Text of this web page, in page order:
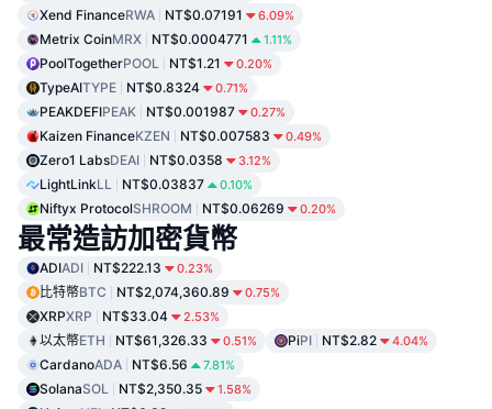
Xend FinanceRWA NT$0.07191 6.09%
Metrix CoinMRX NT$0.0004771 1.11%
PoolTogetherPOOL NT$1.21 0.20%
TypeAITYPE NT$0.8324 0.71%
PEAKDEFIPEAK NT$0.001987 0.27%
Kaizen FinanceKZEN NT$0.007583 0.49%
Zero1 LabsDEAI NT$0.0358 3.12%
LightLinkLL NT$0.03837 0.10%
Niftyx ProtocolSHROOM NT$0.06269 0.20%
最常造訪加密貨幣
ADIADI NT$222.13 0.23%
比特幣BTC NT$2,074,360.89 0.75%
XRPXRP NT$33.04 2.53%
以太幣ETH NT$61,326.33 0.51% PiPI NT$2.82 4.04%
CardanoADA NT$6.56 7.81%
SolanaSOL NT$2,350.35 1.58%